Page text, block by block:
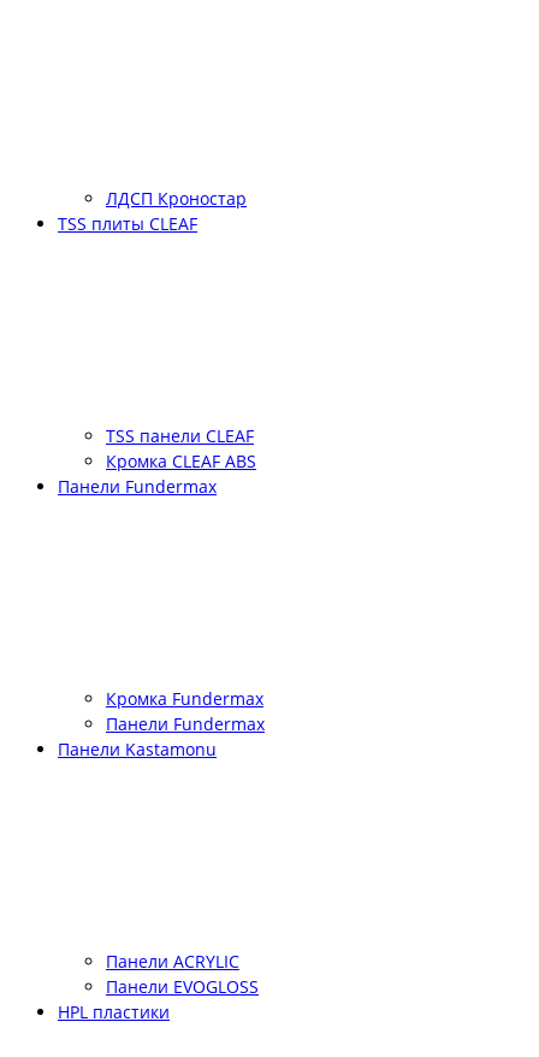
ЛДСП Кроностар
TSS плиты CLEAF
TSS панели CLEAF
Кромка CLEAF ABS
Панели Fundermax
Кромка Fundermax
Панели Fundermax
Панели Kastamonu
Панели ACRYLIC
Панели EVOGLOSS
HPL пластики